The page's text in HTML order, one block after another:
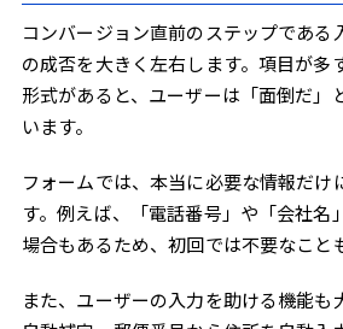
コンバージョン直前のステップである
の成否を大きく左右します。項目が多
形式があると、ユーザーは「面倒だ」
います。
フォームでは、本当に必要な情報だけ
す。例えば、「電話番号」や「会社名
場合もあるため、初回では不要なこと
また、ユーザーの入力を助ける機能も